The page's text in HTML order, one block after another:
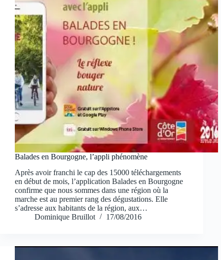
Balades en Bourgogne, l’appli phénomène
Après avoir franchi le cap des 15000 téléchargements
en début de mois, l’application Balades en Bourgogne
confirme que nous sommes dans une région où la
marche est au premier rang des dégustations. Elle
s’adresse aux habitants de la région, aux…
Dominique Bruillot
17/08/2016